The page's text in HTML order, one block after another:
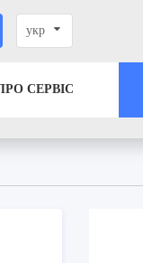
укр
СЕРВІС